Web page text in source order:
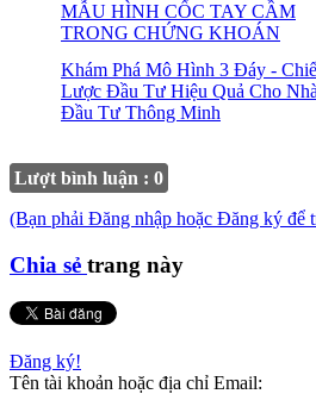
MẪU HÌNH CỐC TAY CẦM
TRONG CHỨNG KHOÁN
Khám Phá Mô Hình 3 Đáy -
Lược Đầu Tư Hiệu Quả Cho Nhà
Đầu Tư Thông Minh
Lượt bình luận : 0
(Bạn phải Đăng nhập hoặc Đăng ký để
Chia sẻ trang này
Đăng ký!
Tên tài khoản hoặc địa chỉ Email: